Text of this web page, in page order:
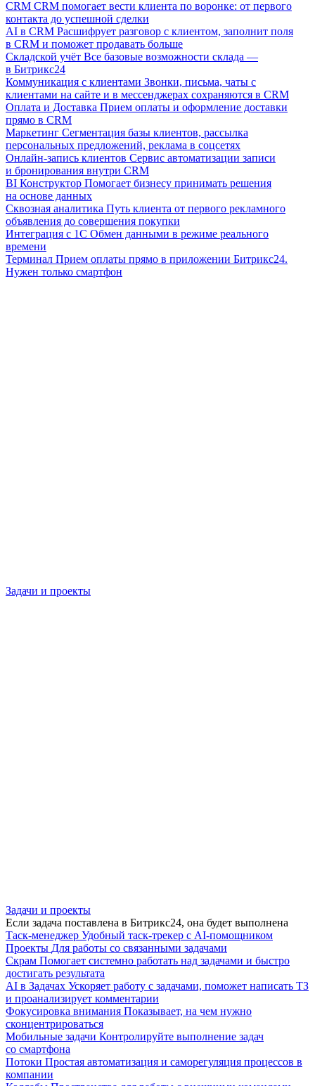
CRM CRM помогает вести клиента по воронке: от первого
контакта до успешной сделки
AI в CRM Расшифрует разговор с клиентом, заполнит поля
в CRM и поможет продавать больше
Складской учёт Все базовые возможности склада —
в Битрикс24
Коммуникация с клиентами Звонки, письма, чаты с
клиентами на сайте и в мессенджерах сохраняются в CRM
Оплата и Доставка Прием оплаты и оформление доставки
прямо в CRM
Маркетинг Сегментация базы клиентов, рассылка
персональных предложений, реклама в соцсетях
Онлайн-запись клиентов Сервис автоматизации записи
и бронирования внутри CRM
BI Конструктор Помогает бизнесу принимать решения
на основе данных
Сквозная аналитика Путь клиента от первого рекламного
объявления до совершения покупки
Интеграция с 1С Обмен данными в режиме реального
времени
Терминал Прием оплаты прямо в приложении Битрикс24.
Нужен только смартфон
Задачи и проекты
Задачи и проекты
Если задача поставлена в Битрикс24, она будет выполнена
Таск-менеджер Удобный таск-трекер с AI-помощником
Проекты Для работы со связанными задачами
Скрам Помогает системно работать над задачами и быстро
достигать результата
AI в Задачах Ускоряет работу с задачами, поможет написать ТЗ
и проанализирует комментарии
Фокусировка внимания Показывает, на чем нужно
сконцентрироваться
Мобильные задачи Контролируйте выполнение задач
со смартфона
Потоки Простая автоматизация и саморегуляция процессов в
компании